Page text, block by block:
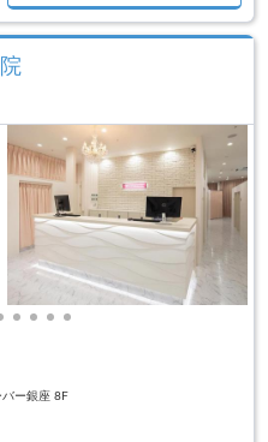
ー銀座 8F